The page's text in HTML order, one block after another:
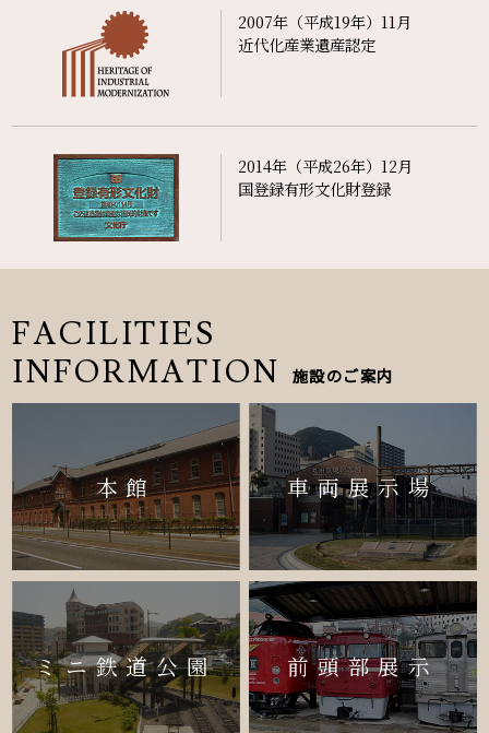
2007年（平成19年）11月
近代化産業遺産認定
2014年（平成26年）12月
国登録有形文化財登録
FACILITIES
INFORMATION
施設のご案内
本館 車両展示場
ミニ鉄道公園 前頭部展示